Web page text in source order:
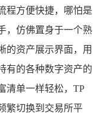
程方便快捷，哪怕是
，仿佛置身于一个熟
的资产展示界面，用
有的各种数字资产的
清单一样轻松，TP
繁切换到交易所平